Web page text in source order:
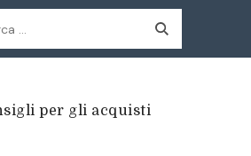
per gli acquisti